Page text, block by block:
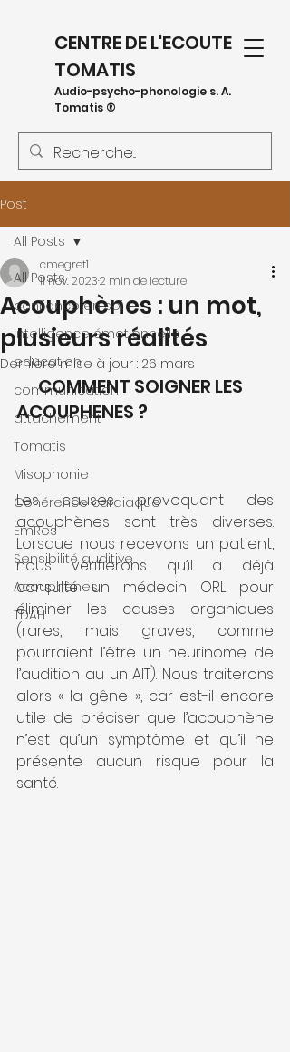
CENTRE DE L'ECOUTE
TOMATIS
Audio-psycho-phonologie s. A.
Tomatis ®
Post
All Posts
confiance en soi
intelligence émotionnelle
education
communication
attachement
Tomatis
Misophonie
Cohérence cardiaque
EmRes
Sensibilité auditive
Acouphènes
TDAH
All Posts
Acouphènes : un mot,
plusieurs réalités
cmegret1
11 nov. 20232 min de lecture
Dernière mise à jour : 26 mars
     COMMENT SOIGNER LES
ACOUPHENES ?
Les causes provoquant des
acouphènes sont très diverses.
Lorsque nous recevons un patient,
nous vérifierons qu’il a déjà
consulté un médecin ORL pour
éliminer les causes organiques
(rares, mais graves, comme
pourraient l’être un neurinome de
l’audition au un AIT). Nous traiterons
alors « la gêne », car est-il encore
utile de préciser que l’acouphène
n’est qu’un symptôme et qu’il ne
présente aucun risque pour la
santé.